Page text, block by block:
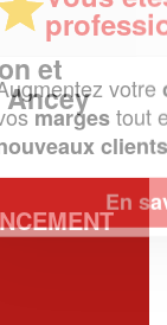
et
Ancey
?
d'affaireset
de